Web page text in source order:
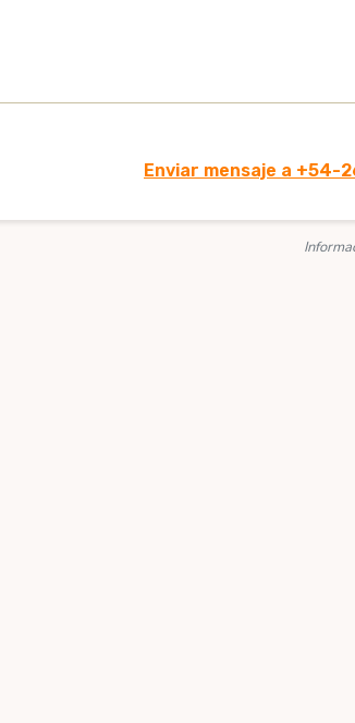
Enviar mensaje a +54-